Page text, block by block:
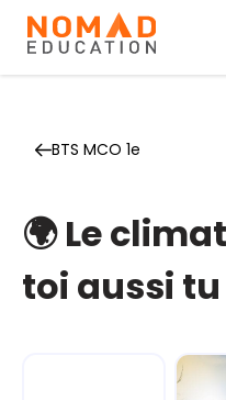
BTS MCO 1e
🌍 Le
toi aussi